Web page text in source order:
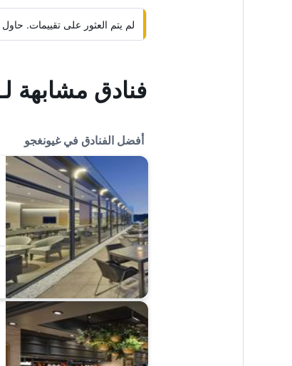
لم يتم العثور على تقييمات.
فنادق مشابهة
أفضل الفنادق في غيونغجو